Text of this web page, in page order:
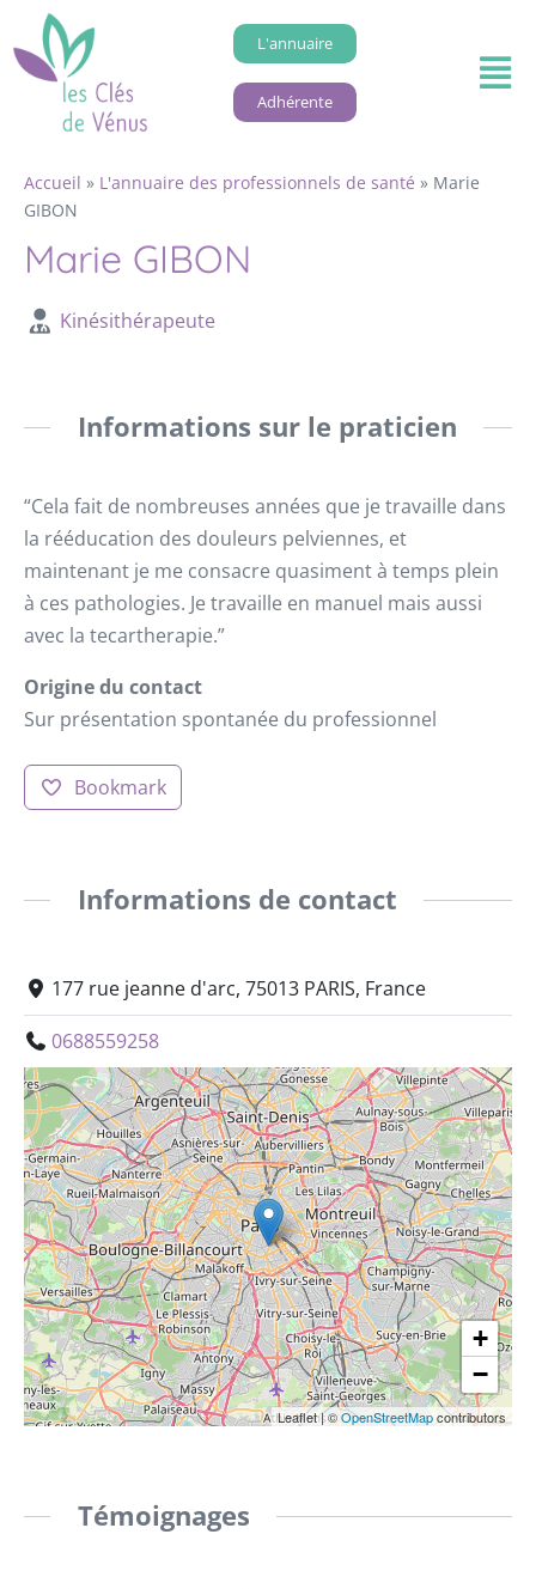
L'annuaire
Adhérente
Accueil » L'annuaire des professionnels de santé » Marie
GIBON
Marie GIBON
Kinésithérapeute
Informations sur le praticien
“Cela fait de nombreuses années que je travaille dans
la rééducation des douleurs pelviennes, et
maintenant je me consacre quasiment à temps plein
à ces pathologies. Je travaille en manuel mais aussi
avec la tecartherapie.”
Origine du contact
Sur présentation spontanée du professionnel
Bookmark
Informations de contact
177 rue jeanne d'arc, 75013 PARIS, France
0688559258
+
−
Leaflet|©OpenStreetMapcontributors
Témoignages